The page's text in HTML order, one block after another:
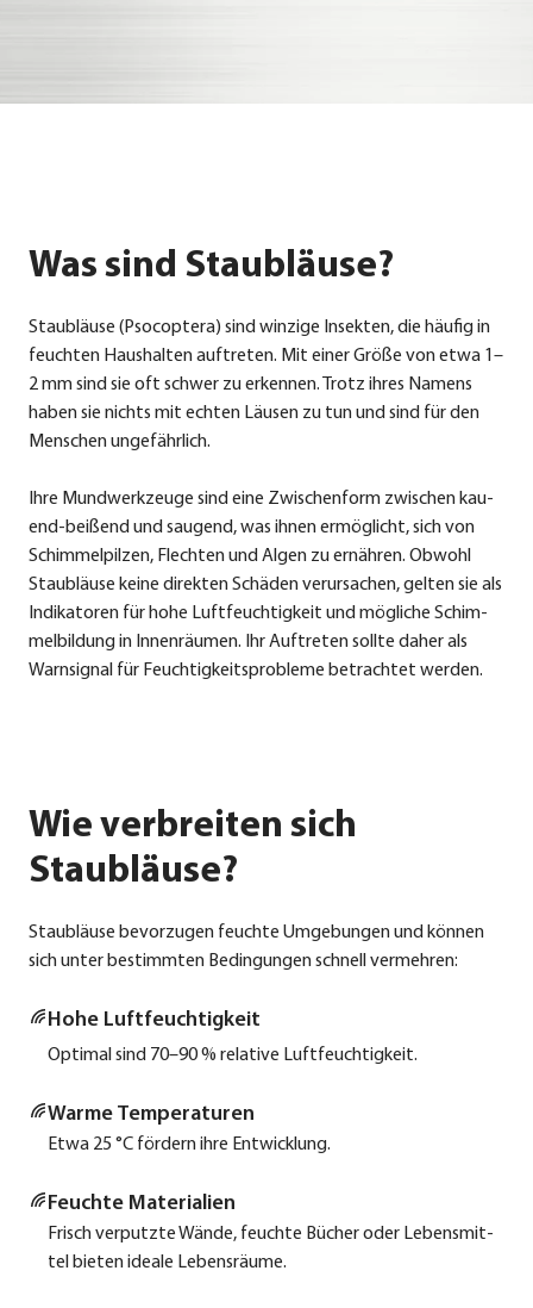
Was sind Staubläuse?
Staub­läu­se (Pso­c­op­te­ra) sind win­zi­ge Insek­ten, die häu­fig in
feuch­ten Haus­hal­ten auf­tre­ten. Mit einer Grö­ße von etwa 1–
2 mm sind sie oft schwer zu erken­nen. Trotz ihres Namens
haben sie nichts mit ech­ten Läu­sen zu tun und sind für den
Men­schen unge­fähr­lich.
Ihre Mund­werk­zeu­ge sind eine Zwi­schen­form zwi­schen kau­
end-bei­ßend und sau­gend, was ihnen ermög­licht, sich von
Schim­mel­pil­zen, Flech­ten und Algen zu ernäh­ren. Obwohl
Staub­läu­se kei­ne direk­ten Schä­den ver­ur­sa­chen, gel­ten sie als
Indi­ka­to­ren für hohe Luft­feuch­tig­keit und mög­li­che Schim­
mel­bil­dung in Innen­räu­men. Ihr Auf­tre­ten soll­te daher als
Warn­si­gnal für Feuch­tig­keits­pro­ble­me betrach­tet wer­den.
Wie verbreiten sich
Staubläuse?
Staub­läu­se bevor­zu­gen feuch­te Umge­bun­gen und kön­nen
sich unter bestimm­ten Bedin­gun­gen schnell ver­meh­ren:
Hohe Luft­feuch­tig­keit
Opti­mal sind 70–90 % rela­ti­ve Luft­feuch­tig­keit.
War­me Tem­pe­ra­tu­ren
Etwa 25 °C för­dern ihre Ent­wick­lung.
Feuch­te Mate­ria­li­en
Frisch ver­putz­te Wän­de, feuch­te Bücher oder Lebens­mit­
tel bie­ten idea­le Lebens­räu­me.